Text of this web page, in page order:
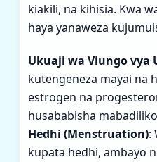
kiakili, na kihisia. Kwa
haya yanaweza
Ukuaji wa Viungo vya
kutengeneza mayai na
estrogen na
husababisha
Hedhi (Menstruation):
kupata hedhi, ambayo